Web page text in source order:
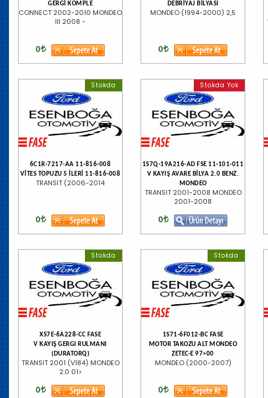
GERGİ KOMPLE
CONNECT 2002-2010 MONDEO
III 2008 -
0
DEBRİYAJ BİLYASI
MONDEO (1994-2000) 2,5
0
Stokda
6C1R-7217-AA 11-816-008
VİTES TOPUZU 5 İLERİ 11-816-008
TRANSIT (2006-2014
0
Stokda Yok
1S7Q-19A216-AD FSE 11-101-011
V KAYIŞ AVARE BİLYA 2.0 BENZ.
MONDEO
TRANSIT 2001-2008 MONDEO
2001-2008
0
Stokda
XS7E-6A228-CC FASE
V KAYIŞ GERGI RULMANI
(DURATORQ)
TRANSIT 2001 (V184) MONDEO
2.0 01>
0
Stokda
1S71-6F012-BC FASE
MOTOR TAKOZU ALT MONDEO
ZETEC-E 97>00
MONDEO (2000-2007)
0